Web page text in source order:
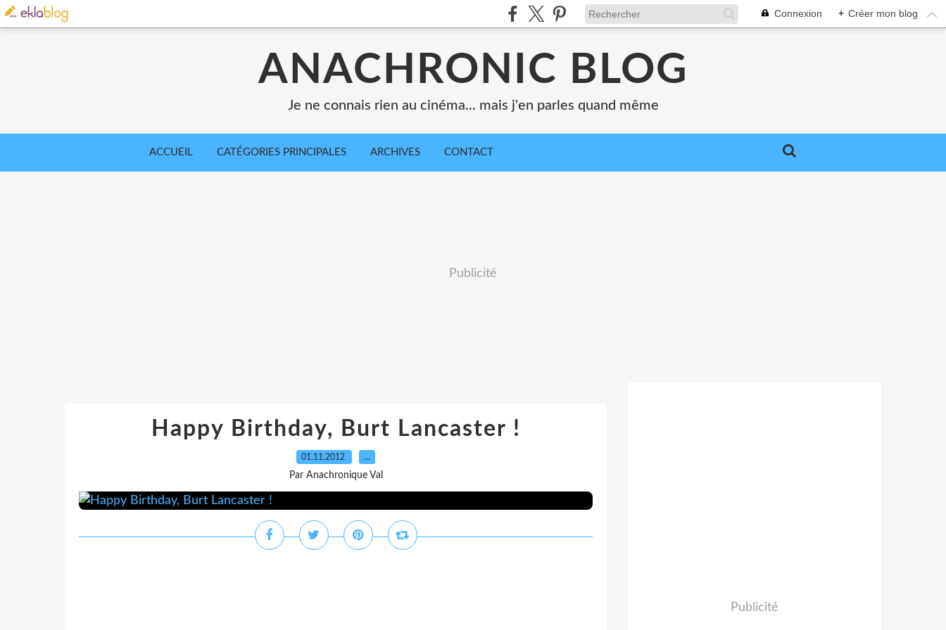
Connexion + Créer mon blog
ANACHRONIC BLOG
Je ne connais rien au cinéma... mais j'en parles quand même
ACCUEIL CATÉGORIES PRINCIPALES ARCHIVES CONTACT
Publicité
Happy Birthday, Burt Lancaster !
01.11.2012 …
Par Anachronique Val
Publicité